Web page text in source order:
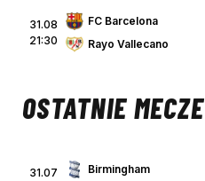
31.08
21:30
FC Barcelona
Rayo Vallecano
OSTATNIE MECZE
31.07
Birmingham